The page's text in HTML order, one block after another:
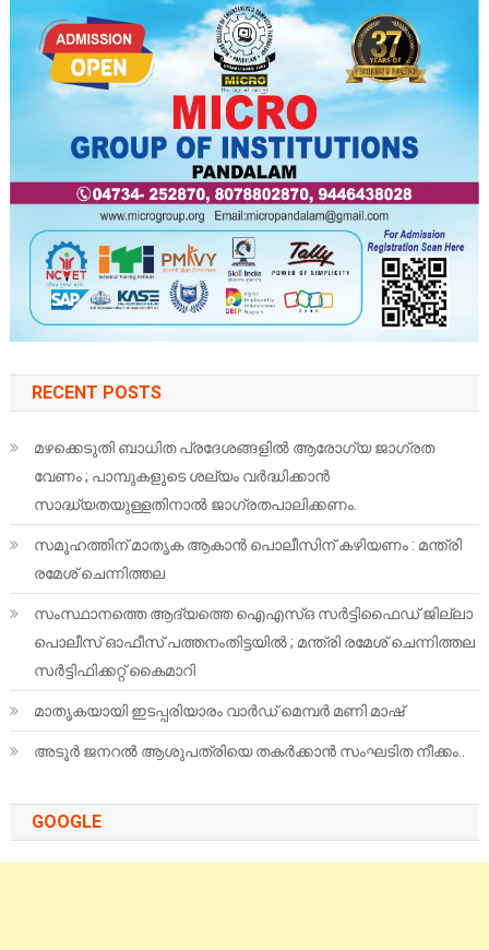
RECENT POSTS
മഴക്കെടുതി ബാധിത പ്രദേശങ്ങളിൽ ആരോഗ്യ ജാഗ്രത
വേണം ; പാമ്പുകളുടെ ശല്യം വർദ്ധിക്കാൻ
സാദ്ധ്യതയുള്ളതിനാൽ ജാഗ്രതപാലിക്കണം.
സമൂഹത്തിന് മാതൃക ആകാൻ പൊലീസിന് കഴിയണം : മന്ത്രി
രമേശ് ചെന്നിത്തല
സംസ്ഥാനത്തെ ആദ്യത്തെ ഐഎസ്ഒ സർട്ടിഫൈഡ് ജില്ലാ
പൊലീസ് ഓഫീസ് പത്തനംതിട്ടയിൽ ; മന്ത്രി രമേശ് ചെന്നിത്തല
സർട്ടിഫിക്കറ്റ് കൈമാറി
മാതൃകയായി ഇടപ്പരിയാരം വാർഡ് മെമ്പർ മണി മാഷ്
അടൂർ ജനറൽ ആശുപത്രിയെ തകർക്കാൻ സംഘടിത നീക്കം..
GOOGLE